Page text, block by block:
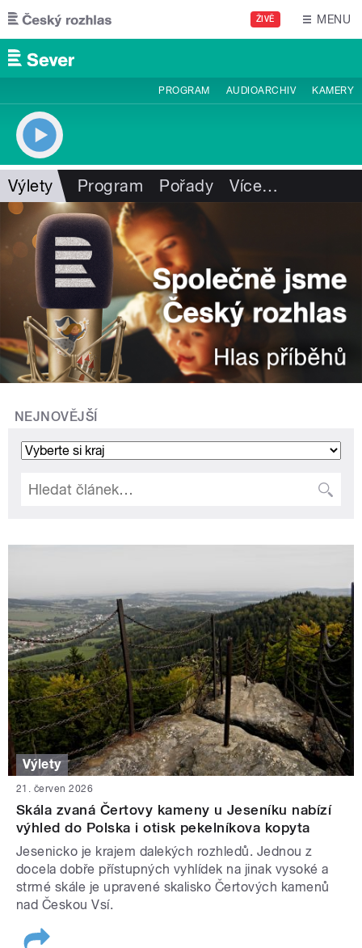
Přejít k hlavnímu obsahu
ŽIVĚ MENU
PROGRAM AUDIOARCHIV KAMERY
Výlety Program Pořady Více…
NEJNOVĚJŠÍ
Výlety
21. červen 2026
Skála zvaná Čertovy kameny u Jeseníku nabízí
výhled do Polska i otisk pekelníkova kopyta
Jesenicko je krajem dalekých rozhledů. Jednou z
docela dobře přístupných vyhlídek na jinak vysoké a
strmé skále je upravené skalisko Čertových kamenů
nad Českou Vsí.